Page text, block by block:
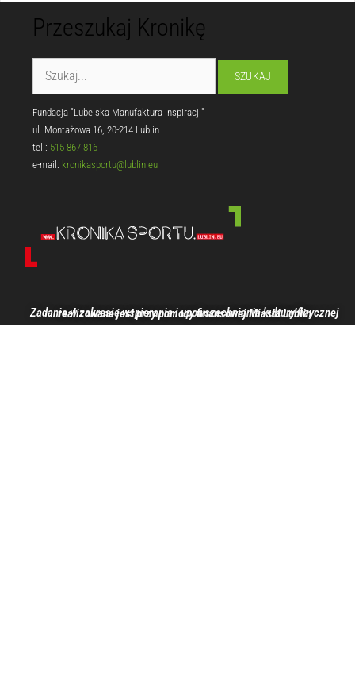
Przeszukaj Kronikę
Fundacja "Lubelska Manufaktura Inspiracji"
ul. Montażowa 16, 20-214 Lublin
tel.: 515 867 816
e-mail: kronikasportu@lublin.eu
Zadanie w zakresie wspierania i upowszechniania kultury fizycznej realizowane jest przy pomocy finansowej Miasta Lublin